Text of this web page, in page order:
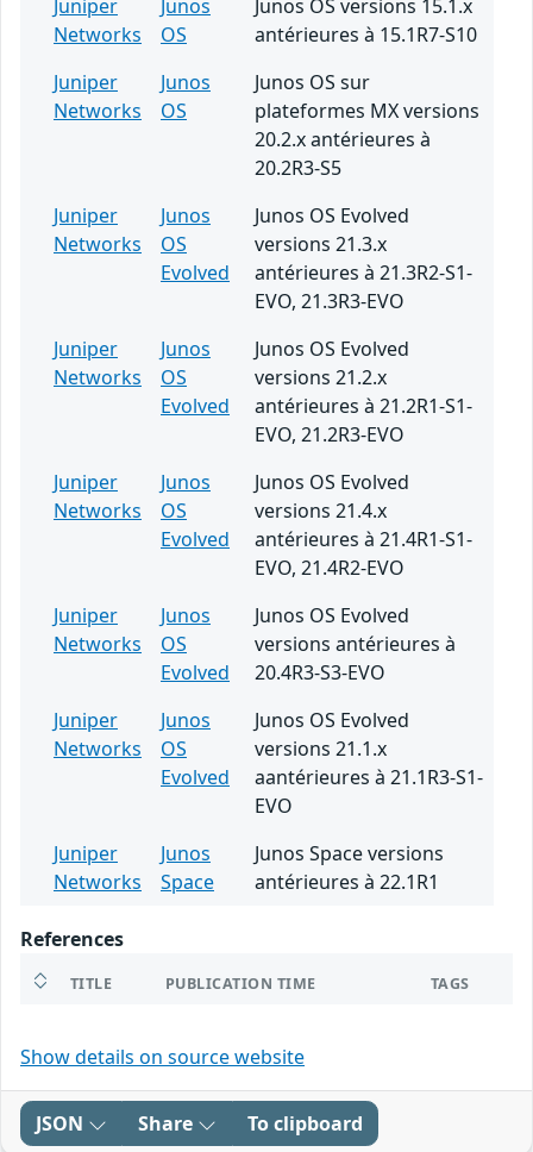
Juniper
Networks
Junos
OS
Junos OS versions 15.1.x
antérieures à 15.1R7-S10
Juniper
Networks
Junos
OS
Junos OS sur
plateformes MX versions
20.2.x antérieures à
20.2R3-S5
Juniper
Networks
Junos
OS
Evolved
Junos OS Evolved
versions 21.3.x
antérieures à 21.3R2-S1-
EVO, 21.3R3-EVO
Juniper
Networks
Junos
OS
Evolved
Junos OS Evolved
versions 21.2.x
antérieures à 21.2R1-S1-
EVO, 21.2R3-EVO
Juniper
Networks
Junos
OS
Evolved
Junos OS Evolved
versions 21.4.x
antérieures à 21.4R1-S1-
EVO, 21.4R2-EVO
Juniper
Networks
Junos
OS
Evolved
Junos OS Evolved
versions antérieures à
20.4R3-S3-EVO
Juniper
Networks
Junos
OS
Evolved
Junos OS Evolved
versions 21.1.x
aantérieures à 21.1R3-S1-
EVO
Juniper
Networks
Junos
Space
Junos Space versions
antérieures à 22.1R1
References
TITLE PUBLICATION TIME TAGS
Show details on source website
JSON Share To clipboard